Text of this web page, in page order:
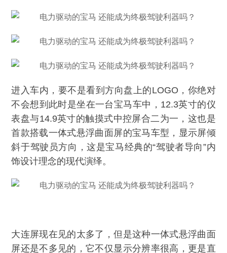
进入车内，要不是看到方向盘上的LOGO，你绝对
不会想到此时是坐在一台宝马车中，12.3英寸的仪
表盘与14.9英寸的触摸式中控屏合二为一，这也是
首款搭载一体式悬浮曲面屏的宝马车型，显示屏倾
斜于驾驶员方向，这是宝马经典的“驾驶者导向”内
饰设计理念的现代演绎。
大连屏现在见的太多了，但是这种一体式悬浮曲面
屏还是不多见的，它不仅显示分辨率很高，更是直